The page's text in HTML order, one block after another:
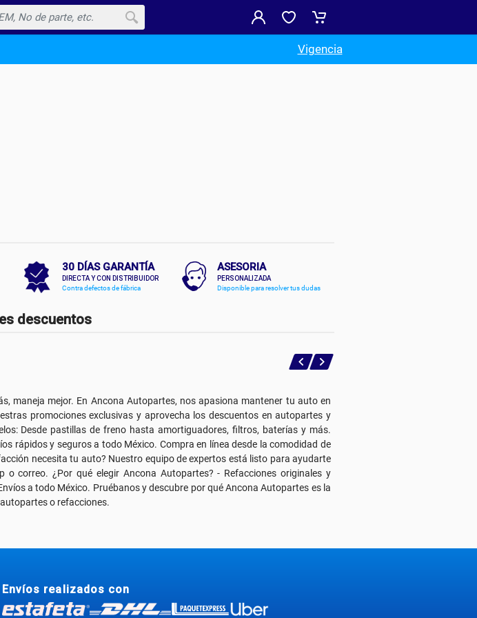
Vigencia
30 DÍAS GARANTÍA
DIRECTA Y CON DISTRIBUIDOR
Contra defectos de fábrica
ASESORIA
PERSONALIZADA
Disponible para resolver tus dudas
descuentos
maneja mejor. En Ancona Autopartes, nos apasiona mantener tu auto en
promociones exclusivas y aprovecha los descuentos en autopartes y
Desde pastillas de freno hasta amortiguadores, filtros, baterías y más.
rápidos y seguros a todo México. Compra en línea desde la comodidad de
necesita tu auto? Nuestro equipo de expertos está listo para ayudarte
correo. ¿Por qué elegir Ancona Autopartes? - Refacciones originales y
a todo México. Pruébanos y descubre por qué Ancona Autopartes es la
o refacciones.
Envíos realizados con